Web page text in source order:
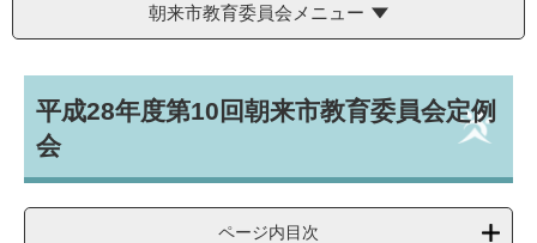
朝来市教育委員会メニュー
文平成28年度第10回朝来市教育委員会定例
会
ページ内目次